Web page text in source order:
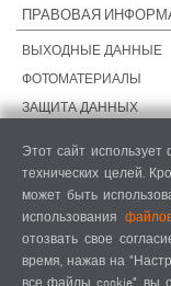
ПРАВОВАЯ
ВЫХОДНЫЕ ДАННЫЕ
ФОТОМАТЕРИАЛЫ
ЗАЩИТА ДАННЫХ
ОБЩИЕ УСЛОВИЯ
ОБЩИЕ УСЛОВИЯ
НАСТРОЙКИ COOKIES
КОДЕКС ПОВЕДЕНИЯ
Этот сайт
технических целей.
может быть
использования
отозвать свое
время, нажав на
все файлы cookie", вы